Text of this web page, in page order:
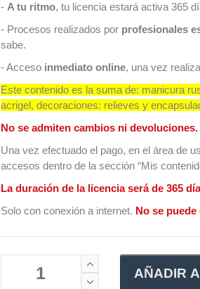
- A tu ritmo, tu licencia estará activa 365
- Procesos realizados por profesionales
sabe.
- Acceso inmediato online, una vez
Este contenido es la suma de: manicura
acrigel, decoraciones: relieves y
No se admiten cambios ni devoluciones.
Una vez efectuado el pago, en el área de
accesos dentro de la sección “Mis
La duración de la licencia será de 365
Solo con conexión a internet. No se
AÑADIR